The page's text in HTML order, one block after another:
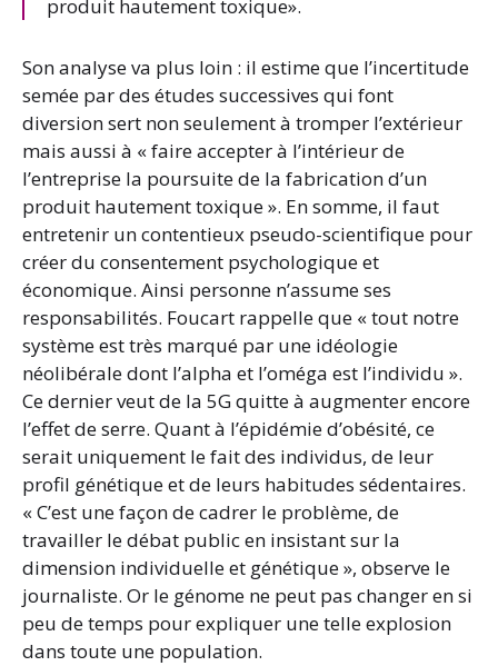
produit hautement toxique».
Son analyse va plus loin : il estime que l’incertitude
semée par des études successives qui font
diversion sert non seulement à tromper l’extérieur
mais aussi à « faire accepter à l’intérieur de
l’entreprise la poursuite de la fabrication d’un
produit hautement toxique ». En somme, il faut
entretenir un contentieux pseudo-scientifique pour
créer du consentement psychologique et
économique. Ainsi personne n’assume ses
responsabilités. Foucart rappelle que « tout notre
système est très marqué par une idéologie
néolibérale dont l’alpha et l’oméga est l’individu ».
Ce dernier veut de la 5G quitte à augmenter encore
l’effet de serre. Quant à l’épidémie d’obésité, ce
serait uniquement le fait des individus, de leur
profil génétique et de leurs habitudes sédentaires.
« C’est une façon de cadrer le problème, de
travailler le débat public en insistant sur la
dimension individuelle et génétique », observe le
journaliste. Or le génome ne peut pas changer en si
peu de temps pour expliquer une telle explosion
dans toute une population.